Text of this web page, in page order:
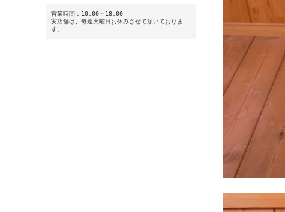
営業時間：10:00～18:00
実店舗は、毎週火曜日お休みさせて頂いておりま
す。